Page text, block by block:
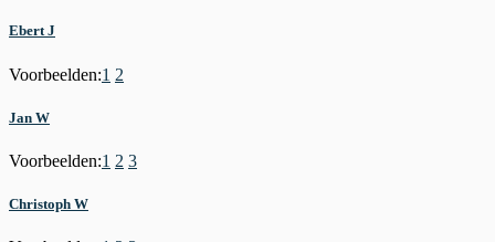
Ebert J
Voorbeelden:1 2
Jan W
Voorbeelden:1 2 3
Christoph W